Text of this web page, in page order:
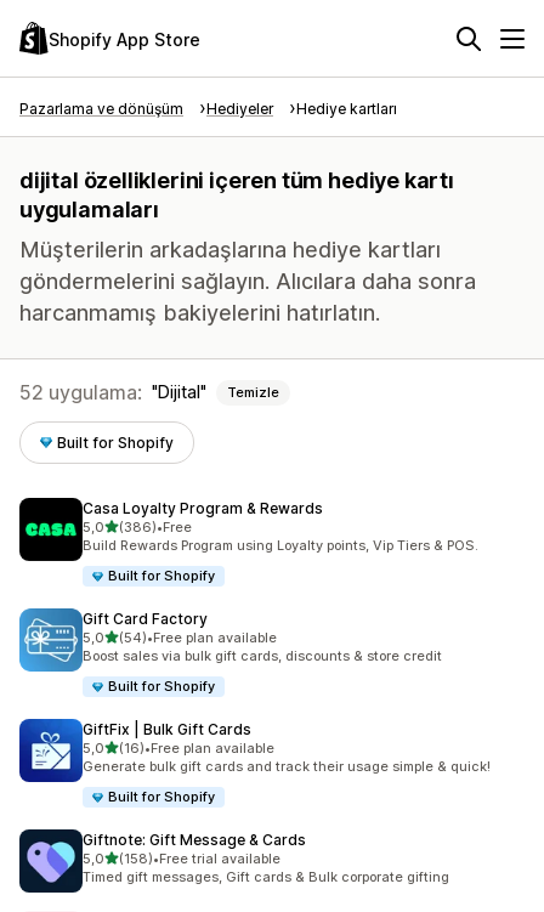
Shopify App Store
Pazarlama ve dönüşüm Hediyeler Hediye kartları
dijital özelliklerini içeren tüm hediye kartı
uygulamaları
Müşterilerin arkadaşlarına hediye kartları
göndermelerini sağlayın. Alıcılara daha sonra
harcanmamış bakiyelerini hatırlatın.
52 uygulama: Dijital Temizle
Built for Shopify
Casa Loyalty Program & Rewards
5,05 yıldız üzerinden
(386)
toplam 386 değerlendirme
•Free
Build Rewards Program using Loyalty points, Vip Tiers & POS.
Built for Shopify
Gift Card Factory
5,05 yıldız üzerinden
(54)
toplam 54 değerlendirme
•Free plan available
Boost sales via bulk gift cards, discounts & store credit
Built for Shopify
GiftFix | Bulk Gift Cards
5,05 yıldız üzerinden
(16)
toplam 16 değerlendirme
•Free plan available
Generate bulk gift cards and track their usage simple & quick!
Built for Shopify
Giftnote: Gift Message & Cards
5,05 yıldız üzerinden
(158)
toplam 158 değerlendirme
•Free trial available
Timed gift messages, Gift cards & Bulk corporate gifting